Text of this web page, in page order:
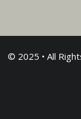
© 2025 • All